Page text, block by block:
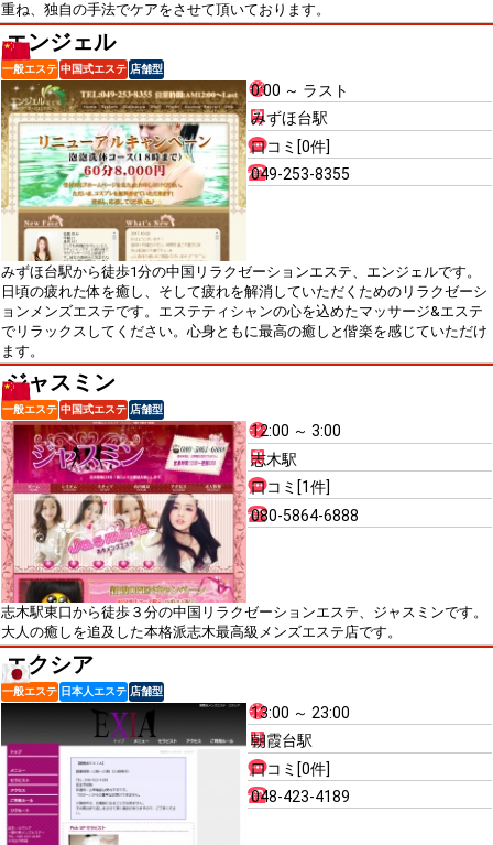
重ね、独自の手法でケアをさせて頂いております。
エンジェル
一般エステ 中国式エステ 店舗型
0:00 ～ ラスト
みずほ台駅
口コミ[0件]
049-253-8355
みずほ台駅から徒歩1分の中国リラクゼーションエステ、エンジェルです。
日頃の疲れた体を癒し、そして疲れを解消していただくためのリラクゼーシ
ョンメンズエステです。エステティシャンの心を込めたマッサージ&エステ
でリラックスしてください。心身ともに最高の癒しと偕楽を感じていただけ
ます。
ジャスミン
一般エステ 中国式エステ 店舗型
12:00 ～ 3:00
志木駅
口コミ[1件]
080-5864-6888
志木駅東口から徒歩３分の中国リラクゼーションエステ、ジャスミンです。
大人の癒しを追及した本格派志木最高級メンズエステ店です。
エクシア
一般エステ 日本人エステ 店舗型
13:00 ～ 23:00
朝霞台駅
口コミ[0件]
048-423-4189